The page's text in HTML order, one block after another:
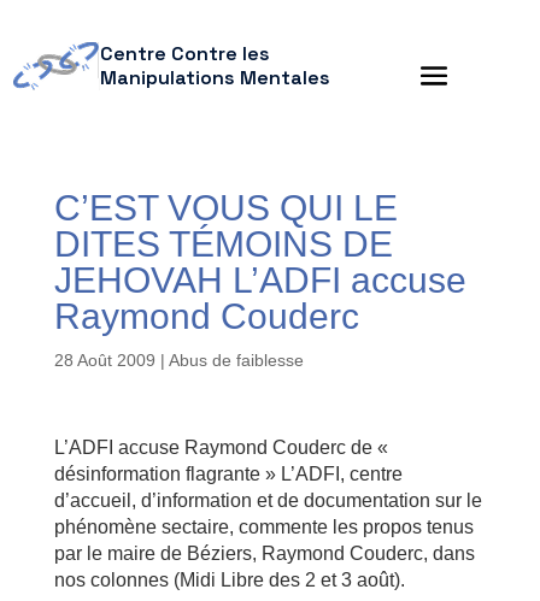
Centre Contre les
Manipulations Mentales
C’EST VOUS QUI LE
DITES TÉMOINS DE
JEHOVAH L’ADFI accuse
Raymond Couderc
28 Août 2009 | Abus de faiblesse
L’ADFI accuse Raymond Couderc de «
désinformation flagrante » L’ADFI, centre
d’accueil, d’information et de documentation sur le
phénomène sectaire, commente les propos tenus
par le maire de Béziers, Raymond Couderc, dans
nos colonnes (Midi Libre des 2 et 3 août).